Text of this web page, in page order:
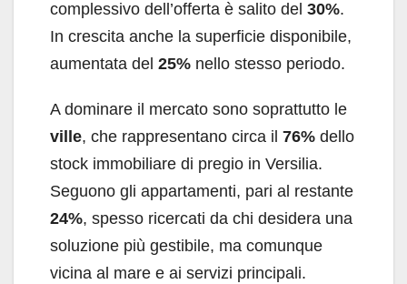
complessivo dell’offerta è salito del 30%.
In crescita anche la superficie disponibile,
aumentata del 25% nello stesso periodo.
A dominare il mercato sono soprattutto le
ville, che rappresentano circa il 76% dello
stock immobiliare di pregio in Versilia.
Seguono gli appartamenti, pari al restante
24%, spesso ricercati da chi desidera una
soluzione più gestibile, ma comunque
vicina al mare e ai servizi principali.